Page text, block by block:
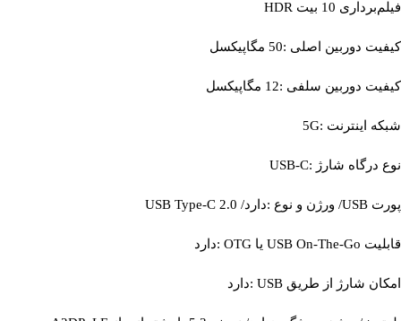
فیلم‌برداری 10 بیت HDR
کیفیت دوربین اصلی :50 مگاپیکسل
کیفیت دوربین سلفی :12 مگاپیکسل
شبکه اینترنت :5G
نوع درگاه شارژ :USB-C
پورت USB/ ورژن و نوع :دارد/ USB Type-C 2.0
قابلیت USB On-The-Go یا OTG :دارد
امکان شارژ از طریق USB :دارد